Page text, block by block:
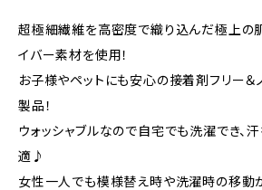
超極細繊維を高密度で織り込んだ極上の
イバー素材を使用！
お子様やペットにも安心の接着剤フリー＆
製品！
ウォッシャブルなので自宅でも洗濯でき、
適♪
女性一人でも模様替え時や洗濯時の移動